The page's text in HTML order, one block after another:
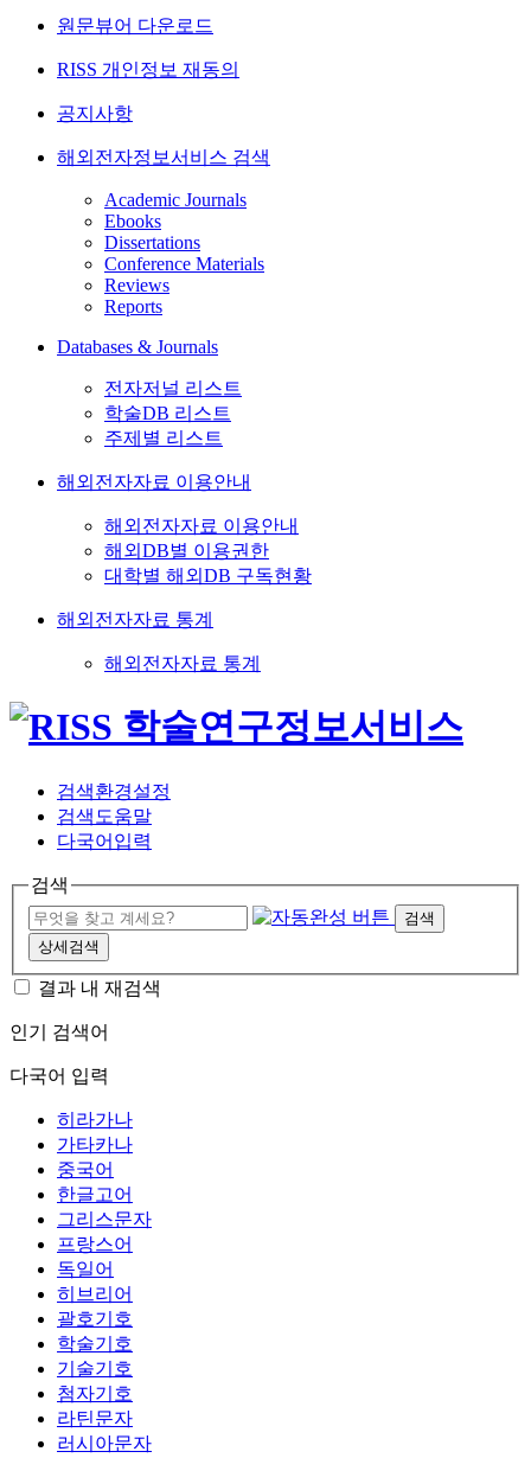
원문뷰어 다운로드
RISS 개인정보 재동의
공지사항
해외전자정보서비스 검색
Academic Journals
Ebooks
Dissertations
Conference Materials
Reviews
Reports
Databases & Journals
전자저널 리스트
학술DB 리스트
주제별 리스트
해외전자자료 이용안내
해외전자자료 이용안내
해외DB별 이용권한
대학별 해외DB 구독현황
해외전자자료 통계
해외전자자료 통계
검색환경설정
검색도움말
다국어입력
검색
검색
상세검색
결과 내 재검색
인기 검색어
다국어 입력
히라가나
가타카나
중국어
한글고어
그리스문자
프랑스어
독일어
히브리어
괄호기호
학술기호
기술기호
첨자기호
라틴문자
러시아문자